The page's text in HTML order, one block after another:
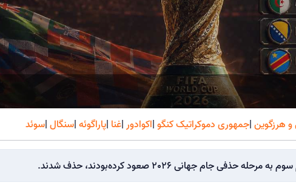
و هرزگوین|جمهوری دموکراتیک کنگو|اکوادور |غنا |پاراگوئه|سنگال|سوئد
جام جهانی 2026 صعود کرده‌بودند، حذف شدند.